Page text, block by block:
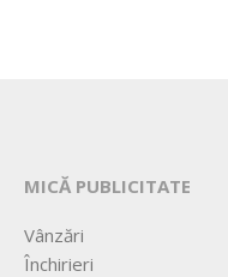
MICĂ PUBLICITATE
Vânzări
Închirieri